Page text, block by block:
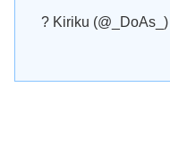
? Kiriku (@_DoAs_)